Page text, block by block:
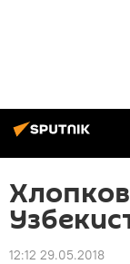
12:12 29.05.2018